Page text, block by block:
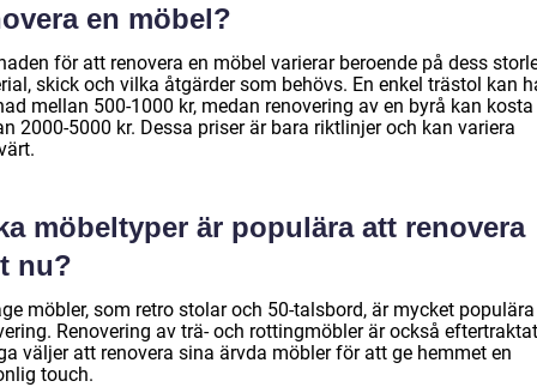
en möbel?
för att renovera en möbel varierar beroende på dess
skick och vilka åtgärder som behövs. En enkel trästol kan
mellan 500-1000 kr, medan renovering av en byrå kan kosta
2000-5000 kr. Dessa priser är bara riktlinjer och kan variera
möbeltyper är populära att renovera
nu?
möbler, som retro stolar och 50-talsbord, är mycket
Renovering av trä- och rottingmöbler är också
väljer att renovera sina ärvda möbler för att ge hemmet en
touch.